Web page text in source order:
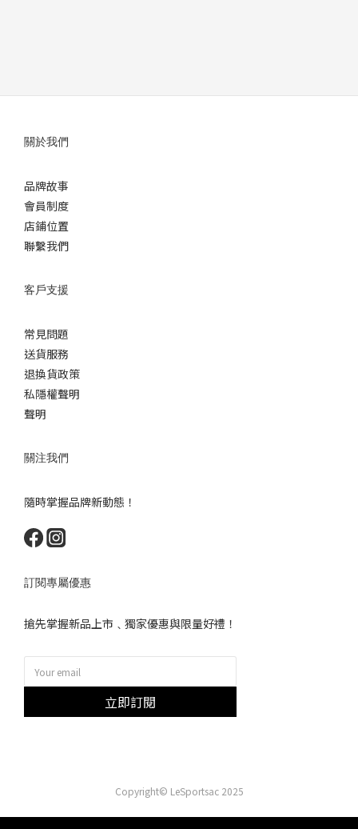
關於我們
品牌故事
會員制度
店鋪位置
聯繫我們
客戶支援
常見問題
送貨服務
退換貨政策
私隱權聲明
聲明
關注我們
隨時掌握品牌新動態！
訂閱專屬優惠
搶先掌握新品上市﹑獨家優惠與限量好禮！
立即訂閱
Copyright© LeSportsac 2025